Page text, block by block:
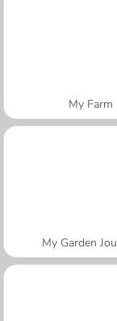
My Farm
My Garden